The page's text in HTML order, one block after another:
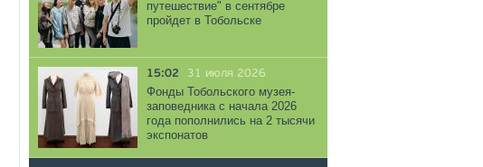
путешествие" в сентябре
пройдет в Тобольске
15:02 31 июля 2026
Фонды Тобольского музея-
заповедника с начала 2026
года пополнились на 2 тысячи
экспонатов